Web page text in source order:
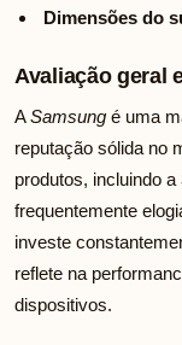
Dimensões do
Avaliação geral
ASamsung é uma
reputação sólida no
produtos, incluindo a
frequentemente
investe
reflete na
dispositivos.